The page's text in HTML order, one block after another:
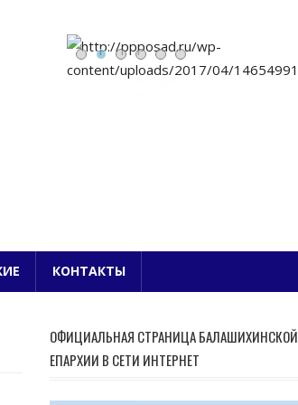
БЛАГОЧИНИЕ
КОНТАКТЫ
ОФИЦИАЛЬНАЯ СТРАНИЦА БАЛАШИХИНСКОЙ
ЕПАРХИИ В СЕТИ ИНТЕРНЕТ